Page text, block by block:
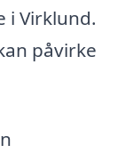
Virklund.
påvirke